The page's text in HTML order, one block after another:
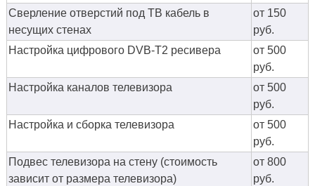
Сверление отверстий под ТВ кабель в
несущих стенах
от 150
руб.
Настройка цифрового DVB-T2 ресивера
от 500
руб.
Настройка каналов телевизора
от 500
руб.
Настройка и сборка телевизора
от 500
руб.
Подвес телевизора на стену (стоимость
зависит от размера телевизора)
от 800
руб.